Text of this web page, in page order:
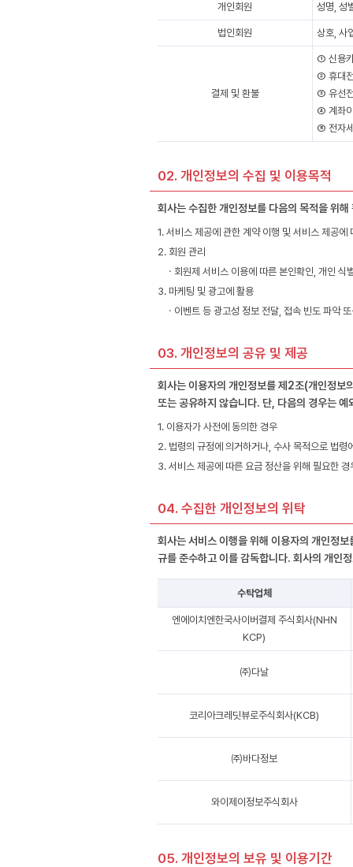
개인회원 성명, 성
법인회원 상호, 사
결제 및 환불
① 신용
② 휴대
③ 유선
④ 계좌
⑤ 전자
02. 개인정보의 수집 및 이용목적
회사는 수집한 개인정보를 다음의 목적을 위해
1. 서비스 제공에 관한 계약 이행 및 서비스 제공
2. 회원 관리
ㆍ회원제 서비스 이용에 따른 본인확인, 개인
3. 마케팅 및 광고에 활용
ㆍ이벤트 등 광고성 정보 전달, 접속 빈도 파악
03. 개인정보의 공유 및 제공
회사는 이용자의 개인정보를 제2조(개인정보
또는 공유하지 않습니다. 단, 다음의 경우는 예
1. 이용자가 사전에 동의한 경우
2. 법령의 규정에 의거하거나, 수사 목적으로 법
3. 서비스 제공에 따른 요금 정산을 위해 필요한 경
04. 수집한 개인정보의 위탁
회사는 서비스 이행을 위해 이용자의 개인정
규를 준수하고 이를 감독합니다. 회사의 개인
수탁업체
엔에이치엔한국사이버결제 주식회사(NHN
KCP)
㈜다날
코리아크레딧뷰로주식회사(KCB)
㈜바다정보
와이제이정보주식회사
05. 개인정보의 보유 및 이용기간